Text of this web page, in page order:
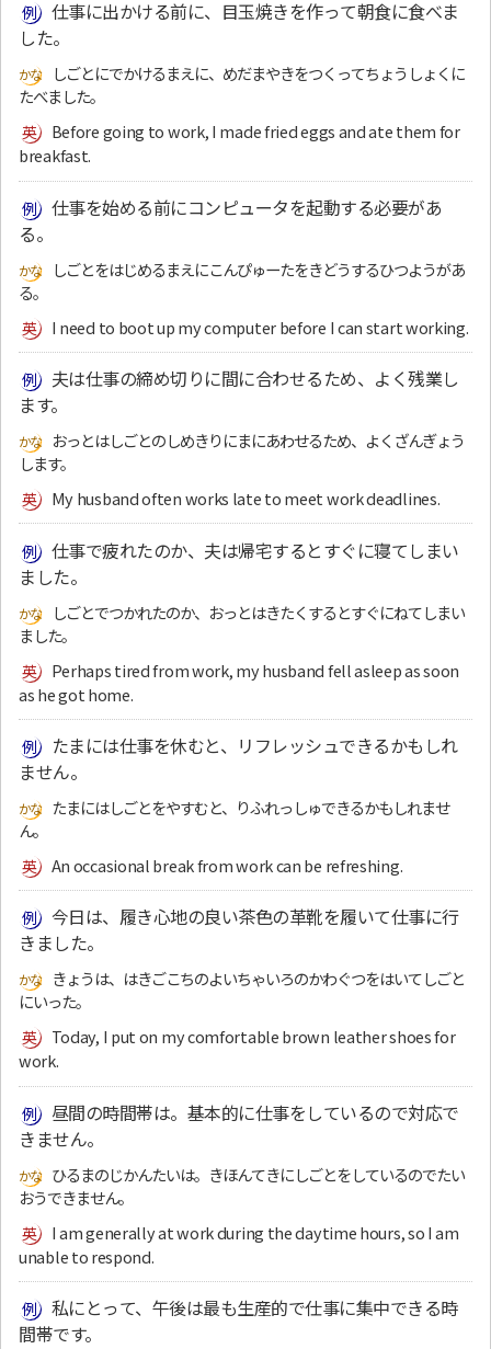
仕事に出かける前に、目玉焼きを作って朝食に食べま
した。
しごとにでかけるまえに、めだまやきをつくってちょうしょくに
たべました。
Before going to work, I made fried eggs and ate them for
breakfast.
仕事を始める前にコンピュータを起動する必要があ
る。
しごとをはじめるまえにこんぴゅーたをきどうするひつようがあ
る。
I need to boot up my computer before I can start working.
夫は仕事の締め切りに間に合わせるため、よく残業し
ます。
おっとはしごとのしめきりにまにあわせるため、よくざんぎょう
します。
My husband often works late to meet work deadlines.
仕事で疲れたのか、夫は帰宅するとすぐに寝てしまい
ました。
しごとでつかれたのか、おっとはきたくするとすぐにねてしまい
ました。
Perhaps tired from work, my husband fell asleep as soon
as he got home.
たまには仕事を休むと、リフレッシュできるかもしれ
ません。
たまにはしごとをやすむと、りふれっしゅできるかもしれませ
ん。
An occasional break from work can be refreshing.
今日は、履き心地の良い茶色の革靴を履いて仕事に行
きました。
きょうは、はきごこちのよいちゃいろのかわぐつをはいてしごと
にいった。
Today, I put on my comfortable brown leather shoes for
work.
昼間の時間帯は。基本的に仕事をしているので対応で
きません。
ひるまのじかんたいは。きほんてきにしごとをしているのでたい
おうできません。
I am generally at work during the daytime hours, so I am
unable to respond.
私にとって、午後は最も生産的で仕事に集中できる時
間帯です。